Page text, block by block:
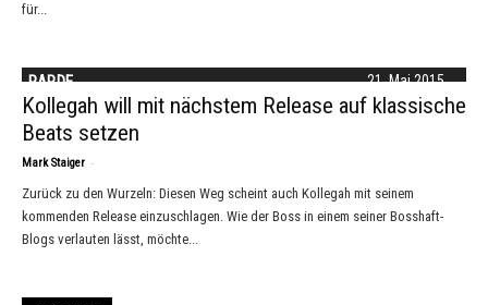
für...
21. Mai 2015
RAP.DE
Kollegah will mit nächstem Release auf klassische
Beats setzen
Mark Staiger -
Zurück zu den Wurzeln: Diesen Weg scheint auch Kollegah mit seinem
kommenden Release einzuschlagen. Wie der Boss in einem seiner Bosshaft-
Blogs verlauten lässt, möchte...